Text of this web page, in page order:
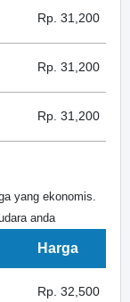
Rp. 31,200
Rp. 31,200
Rp. 31,200
yang ekonomis.
anda
Harga
Rp. 32,500